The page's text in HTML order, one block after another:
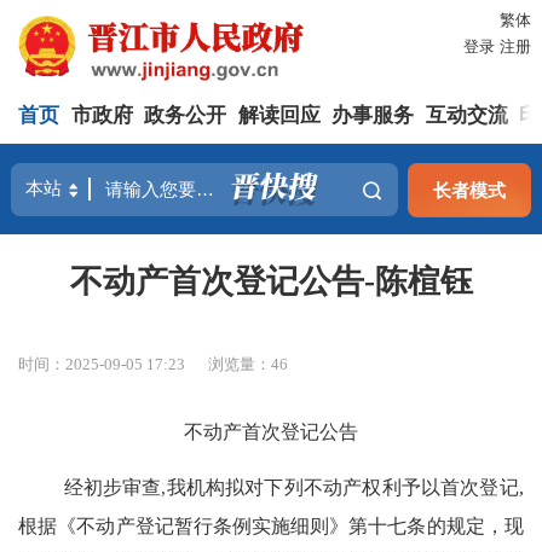
繁体
登录 注册
首页 市政府 政务公开 解读回应 办事服务 互动交流
长者模式
不动产首次登记公告-陈楦钰
时间：2025-09-05 17:23 浏览量：46
不动产首次登记公告
经初步审查,我机构拟对下列不动产权利予以首次登记,
根据《不动产登记暂行条例实施细则》第十七条的规定，现